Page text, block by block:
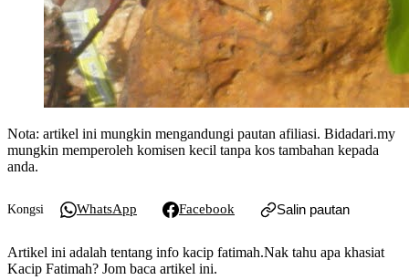
Nota: artikel ini mungkin mengandungi pautan afiliasi. Bidadari.my
mungkin memperoleh komisen kecil tanpa kos tambahan kepada
anda.
Kongsi WhatsApp Facebook Salin pautan
Artikel ini adalah tentang info kacip fatimah.Nak tahu apa khasiat
Kacip Fatimah? Jom baca artikel ini.